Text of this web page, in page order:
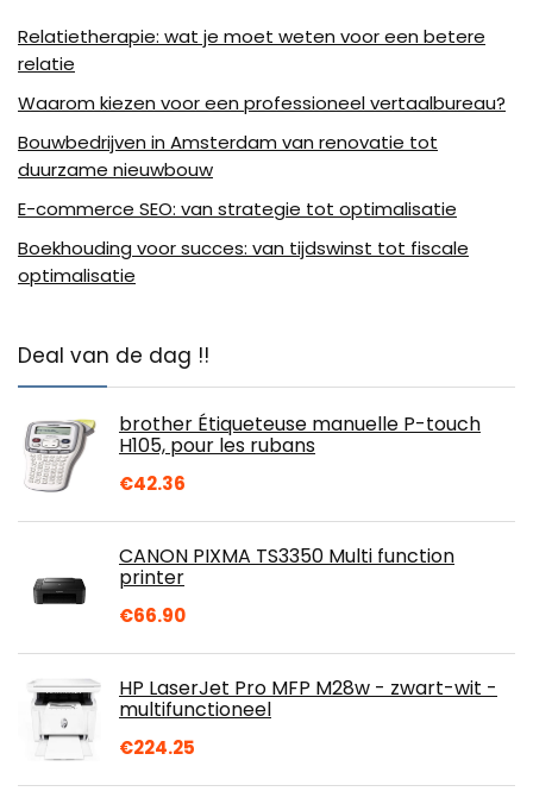
Relatietherapie: wat je moet weten voor een betere
relatie
Waarom kiezen voor een professioneel vertaalbureau?
Bouwbedrijven in Amsterdam van renovatie tot
duurzame nieuwbouw
E-commerce SEO: van strategie tot optimalisatie
Boekhouding voor succes: van tijdswinst tot fiscale
optimalisatie
Deal van de dag !!
brother Étiqueteuse manuelle P-touch
H105, pour les rubans
€42.36
CANON PIXMA TS3350 Multi function
printer
€66.90
HP LaserJet Pro MFP M28w - zwart-wit -
multifunctioneel
€224.25